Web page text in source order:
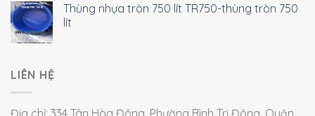
Thùng nhựa tròn 750 lít TR750-thùng tròn 750
lít
LIÊN HỆ
Địa chỉ: 334 Tân Hòa Đông, Phường Bình Trị Đông, Quận